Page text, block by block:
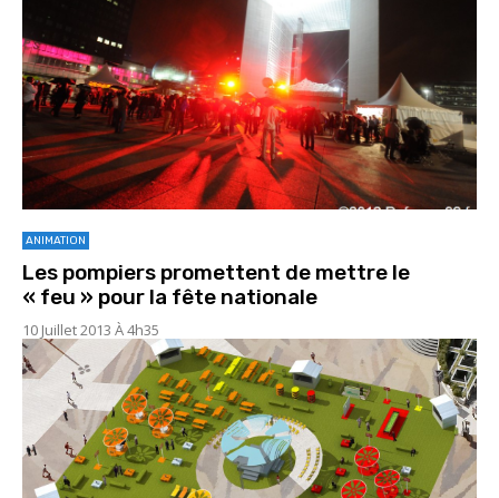
ANIMATION
Les pompiers promettent de mettre le
« feu » pour la fête nationale
10 Juillet 2013 À 4h35